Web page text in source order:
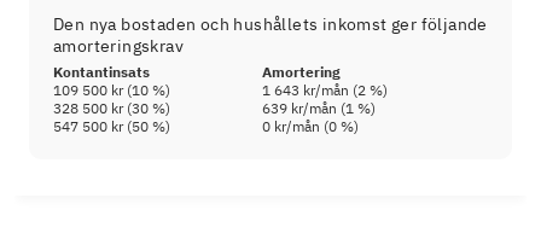
Den nya bostaden och hushållets inkomst ger följande
amorteringskrav
Kontantinsats
Amortering
109 500 kr(10 %) 1 643 kr/mån (2 %)
328 500 kr(30 %) 639 kr/mån (1 %)
547 500 kr(50 %) 0 kr/mån (0 %)